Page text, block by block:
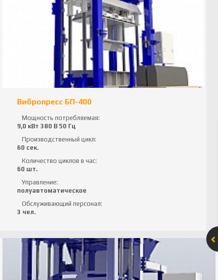
Вибропресс БП-400
Мощность потребляемая:
9,0 кВт 380 В 50 Гц
Производственный цикл:
60 сек.
Количество циклов в час:
60 шт.
Управление:
полуавтоматическое
Обслуживающий персонал:
3 чел.